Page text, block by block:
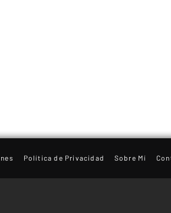
Política de Privacidad Sobre Mí